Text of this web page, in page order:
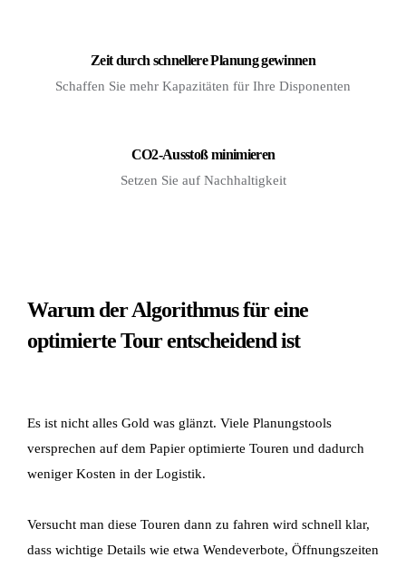
Zeit durch schnellere Planung gewinnen
Schaffen Sie mehr Kapazitäten für Ihre Disponenten
CO2-Ausstoß minimieren
Setzen Sie auf Nachhaltigkeit
Warum der Algorithmus für eine
optimierte Tour entscheidend ist
Es ist nicht alles Gold was glänzt. Viele Planungstools
versprechen auf dem Papier optimierte Touren und dadurch
weniger Kosten in der Logistik.
Versucht man diese Touren dann zu fahren wird schnell klar,
dass wichtige Details wie etwa Wendeverbote, Öffnungszeiten